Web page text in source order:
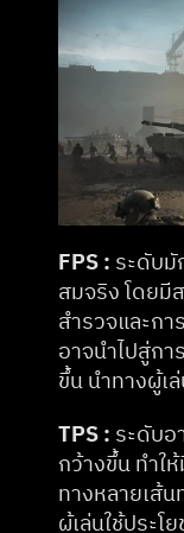
FPS : ระดับ
สมจริง โดยมี
สำรวจและก
อาจนำไปสู่ก
ขึ้น นำทางผู้เ
TPS : ระดับอ
กว้างขึ้น ทำ
ทางหลายเส้
ผู้เล่นใช้ประ